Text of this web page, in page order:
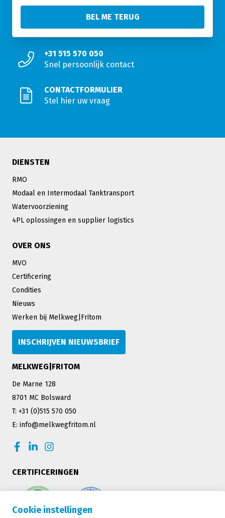
Cookie instellingen
+31 515 570 050
Snel persoonlijk contact
CONTACTFORMULIER
Stel hier uw vraag
DIENSTEN
RMO
Modaal en Intermodaal Tanktransport
Watervoorziening
4PL oplossingen en supplier logistics
OVER ONS
MVO
Certificering
Condities
Nieuws
Werken bij Melkweg|Fritom
INSCHRIJVEN NIEUWSBRIEF
MELKWEG|FRITOM
De Marne 128
8701 MC Bolsward
T: +31 (0)515 570 050
E: info@melkwegfritom.nl
CERTIFICERINGEN